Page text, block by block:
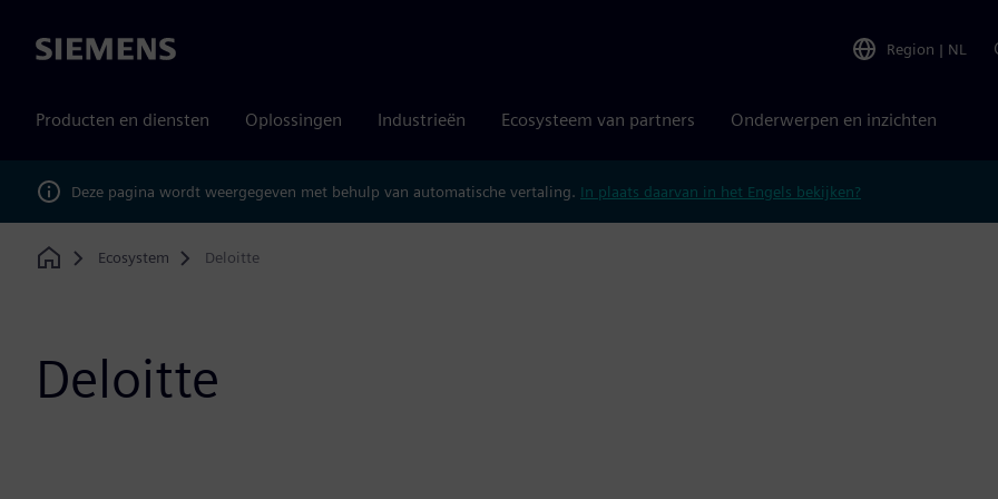
Siemens Region | NL
Producten en diensten Oplossingen Industrieën Ecosysteem van partners Onderwerpen en inzichten
Deze pagina wordt weergegeven met behulp van automatische vertaling. In plaats daarvan in het Engels bekijken?
Home
Ecosystem Deloitte
Deloitte